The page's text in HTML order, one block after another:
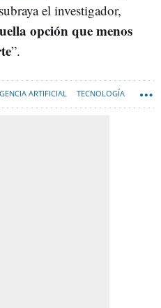
el investigador,
opción que menos
”.
ARTIFICIAL TECNOLOGÍA